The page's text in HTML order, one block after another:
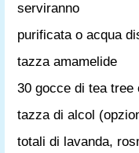
serviranno
purificata o acqua
tazza amamelide
30 gocce di tea tree
tazza di alcol
totali di lavanda,